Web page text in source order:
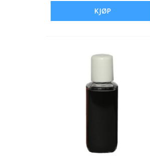
KJØP